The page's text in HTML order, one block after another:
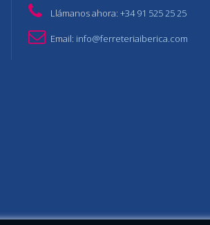
Llámanos ahora: +34 91 525 25 25
Email: info@ferreteriaiberica.com